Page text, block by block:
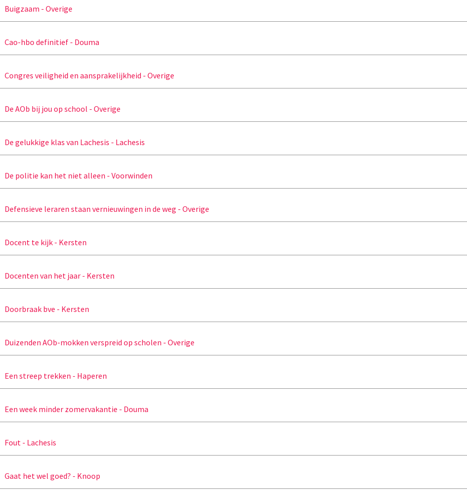
Buigzaam - Overige
Cao-hbo definitief - Douma
Congres veiligheid en aansprakelijkheid - Overige
De AOb bij jou op school - Overige
De gelukkige klas van Lachesis - Lachesis
De politie kan het niet alleen - Voorwinden
Defensieve leraren staan vernieuwingen in de weg - Overige
Docent te kijk - Kersten
Docenten van het jaar - Kersten
Doorbraak bve - Kersten
Duizenden AOb-mokken verspreid op scholen - Overige
Een streep trekken - Haperen
Een week minder zomervakantie - Douma
Fout - Lachesis
Gaat het wel goed? - Knoop